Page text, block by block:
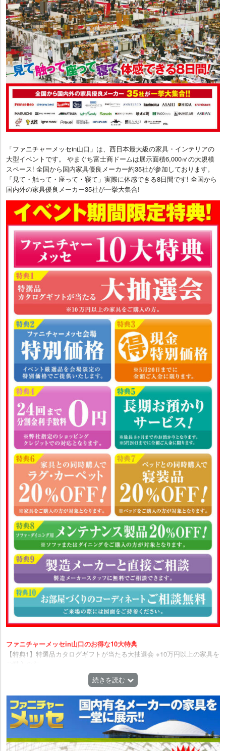
「ファニチャーメッセin山口」は、西日本最大級の家具・インテリアの
大型イベントです。 やまぐち富士商ドームは展示面積6,000㎡の大規模
スペース! 全国から国内家具優良メーカー約35社が参加しております。
「見て・触って・座って・寝て」実際に体感できる8日間です! 全国から
国内外の家具優良メーカー35社が一挙大集合!
ファニチャーメッセin山口のお得な10大特典
【特典1】特選品カタログギフトが当たる大抽選会 ※10万円以上の家具を
【特典2】ファニチャーメッセ会場 特別価格 イベント厳選品を会場限定
の特別価格でご提供いたします。
【特典3】現金特別価格 ※5月20日までに全額ご入金に限ります。
【特典4】24回まで分割金利手数料0円。 ※弊社指定のショッピングク
レジットでの対応となります。
【特典5】長期お預かりサービス! ※最長8ヶ月までのお預かりとなりま
す。※5月20日までに全額ご入金に限ります。
【特典6】家具との同時購入でラグ・カーペット20%OFF! ※家具をご購
続きを読む